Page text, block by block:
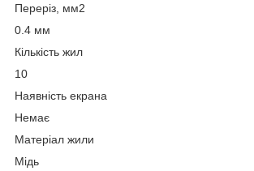
Переріз, мм2
0.4 мм
Кількість жил
10
Наявність екрана
Немає
Матеріал жили
Мідь